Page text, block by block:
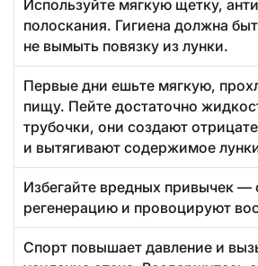
Используйте мягкую щетку,
полоскания. Гигиена должна
не вымыть повязку из лунки.
Первые дни ешьте мягкую,
пищу. Пейте достаточно
трубочки, они создают
и вытягивают содержимое
Избегайте вредных привычек —
регенерацию и провоцируют
Спорт повышает давление и